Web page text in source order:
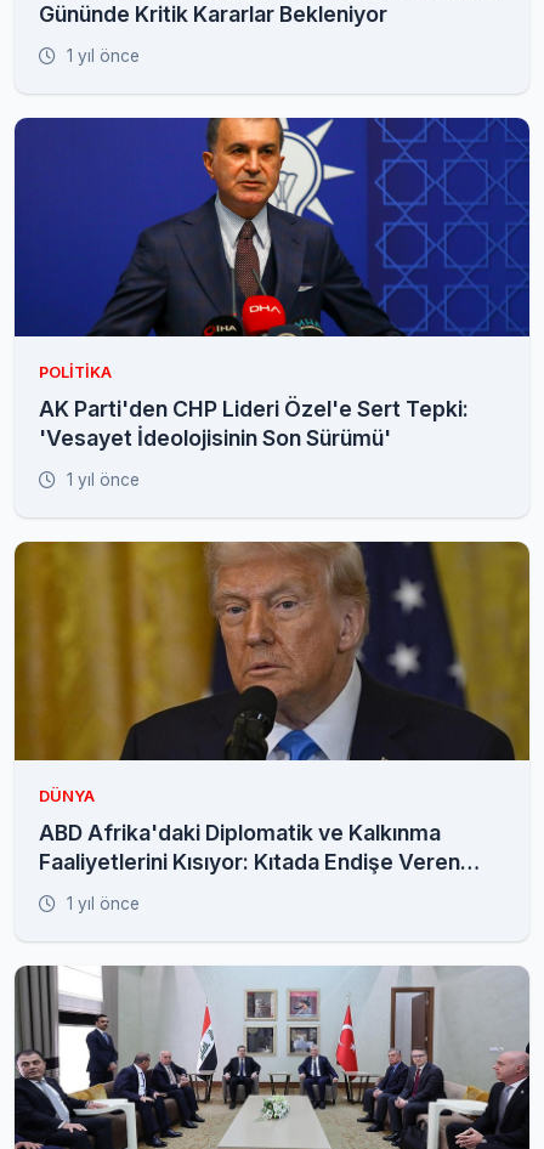
Gününde Kritik Kararlar Bekleniyor
1 yıl önce
POLITIKA
AK Parti'den CHP Lideri Özel'e Sert Tepki:
'Vesayet İdeolojisinin Son Sürümü'
1 yıl önce
DÜNYA
ABD Afrika'daki Diplomatik ve Kalkınma
Faaliyetlerini Kısıyor: Kıtada Endişe Veren
Gelişmeler
1 yıl önce